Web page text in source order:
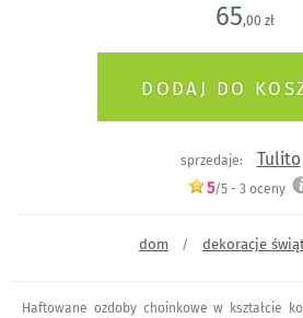
65,00 zł
sprzedaje: Tulito
5/5 - 3oceny
dom / dekoracje
Haftowane ozdoby choinkowe w kształcie